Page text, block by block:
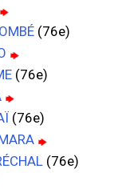
(76e)
(76e)
(76e)
(76e)